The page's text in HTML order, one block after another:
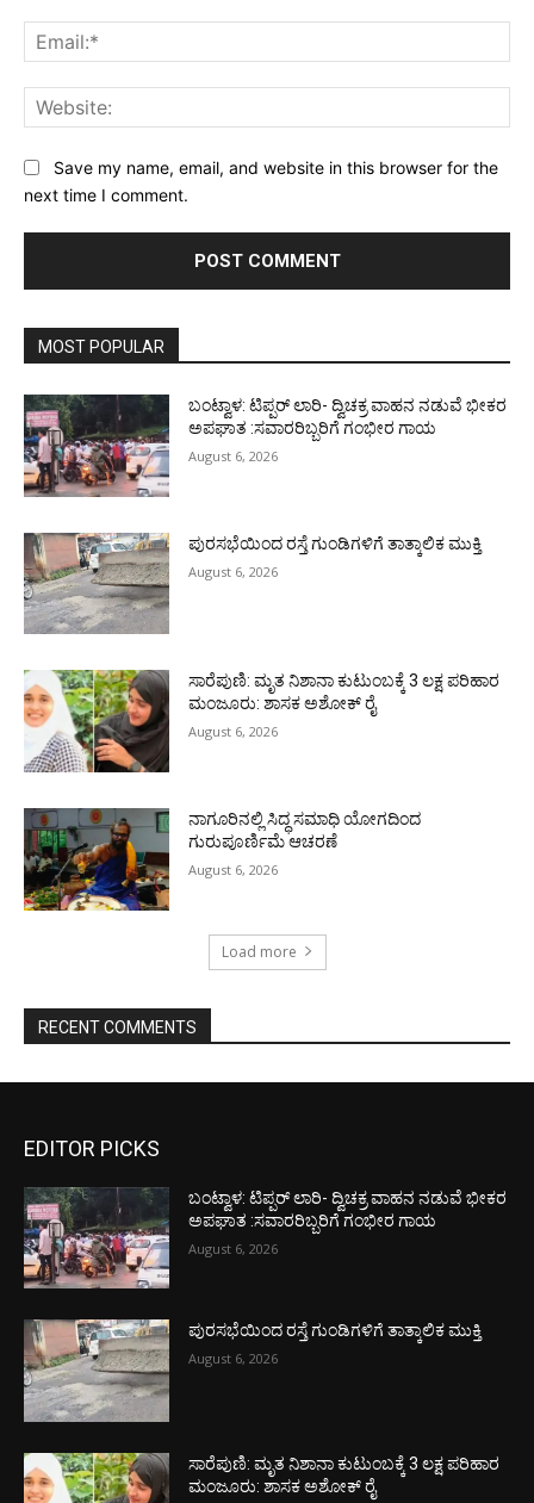
Save my name, email, and website in this browser for the
next time I comment.
MOST POPULAR
ಬಂಟ್ವಾಳ: ಟಿಪ್ಪರ್ ಲಾರಿ- ದ್ವಿಚಕ್ರ ವಾಹನ ನಡುವೆ ಭೀಕರ
ಅಪಘಾತ :ಸವಾರರಿಬ್ಬರಿಗೆ ಗಂಭೀರ ಗಾಯ
August 6, 2026
ಪುರಸಭೆಯಿಂದ ರಸ್ತೆ ಗುಂಡಿಗಳಿಗೆ ತಾತ್ಕಾಲಿಕ ಮುಕ್ತಿ
August 6, 2026
ಸಾರೆಪುಣಿ: ಮೃತ ನಿಶಾನಾ ಕುಟುಂಬಕ್ಕೆ 3 ಲಕ್ಷ ಪರಿಹಾರ
ಮಂಜೂರು: ಶಾಸಕ ಅಶೋಕ್ ರೈ
August 6, 2026
ನಾಗೂರಿನಲ್ಲಿ ಸಿದ್ಧ ಸಮಾಧಿ ಯೋಗದಿಂದ
ಗುರುಪೂರ್ಣಿಮೆ ಆಚರಣೆ
August 6, 2026
Load more
RECENT COMMENTS
EDITOR PICKS
ಬಂಟ್ವಾಳ: ಟಿಪ್ಪರ್ ಲಾರಿ- ದ್ವಿಚಕ್ರ ವಾಹನ ನಡುವೆ ಭೀಕರ
ಅಪಘಾತ :ಸವಾರರಿಬ್ಬರಿಗೆ ಗಂಭೀರ ಗಾಯ
August 6, 2026
ಪುರಸಭೆಯಿಂದ ರಸ್ತೆ ಗುಂಡಿಗಳಿಗೆ ತಾತ್ಕಾಲಿಕ ಮುಕ್ತಿ
August 6, 2026
ಸಾರೆಪುಣಿ: ಮೃತ ನಿಶಾನಾ ಕುಟುಂಬಕ್ಕೆ 3 ಲಕ್ಷ ಪರಿಹಾರ
ಮಂಜೂರು: ಶಾಸಕ ಅಶೋಕ್ ರೈ